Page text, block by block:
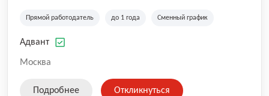
зарегистрирована в Санкт-Петербурге и
лиц и коммерческих организаций.
Прямой работодатель до 1 года Сменный график
Адвант
Москва
Подробнее Откликнуться